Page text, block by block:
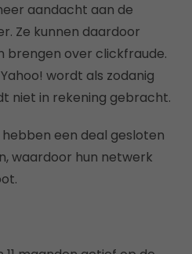
aandacht aan de
Ze kunnen daardoor
brengen over clickfraude.
wordt als zodanig
niet in rekening gebracht.
hebben een deal gesloten
waardoor hun netwerk